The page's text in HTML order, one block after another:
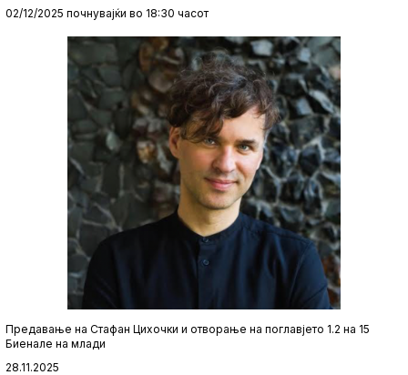
02/12/2025 почнувајќи во 18:30 часот
Предавање на Стафан Цихочки и отворање на поглавјето 1.2 на 15
Биенале на млади
28.11.2025